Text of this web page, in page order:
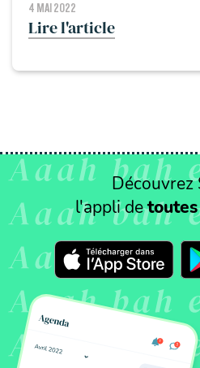
4 MAI 2022
Lire l'article
Découvrez
l'appli detoutes